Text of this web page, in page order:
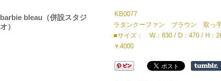
KB0077
ラタンクーファン ブラウン 取っ
■サイズ： W：830 / D：470 / H：
￥4000
barbie bleau（併設スタジ
オ）